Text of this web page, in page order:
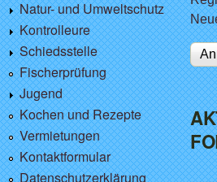
Natur- und Umweltschutz
Kontrolleure
Schiedsstelle
Fischerprüfung
Jugend
Kochen und Rezepte
Vermietungen
Kontaktformular
Datenschutzerklärung